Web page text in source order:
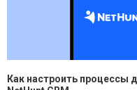
Как настроить процессы